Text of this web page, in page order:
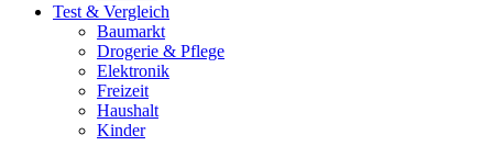
Test & Vergleich
Baumarkt
Drogerie & Pflege
Elektronik
Freizeit
Haushalt
Kinder